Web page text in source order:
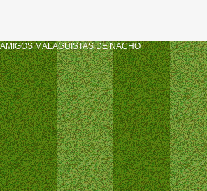
AMIGOS MALAGUISTAS DE NACHO